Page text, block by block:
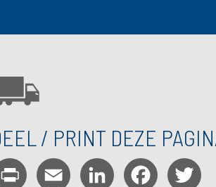
/ PRINT DEZE
Print Email LinkedInFacebook